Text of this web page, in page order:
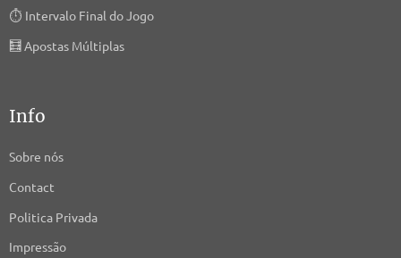
⏱️ Intervalo Final do Jogo
🧮 Apostas Múltiplas
Info
Sobre nós
Contact
Politica Privada
Impressão